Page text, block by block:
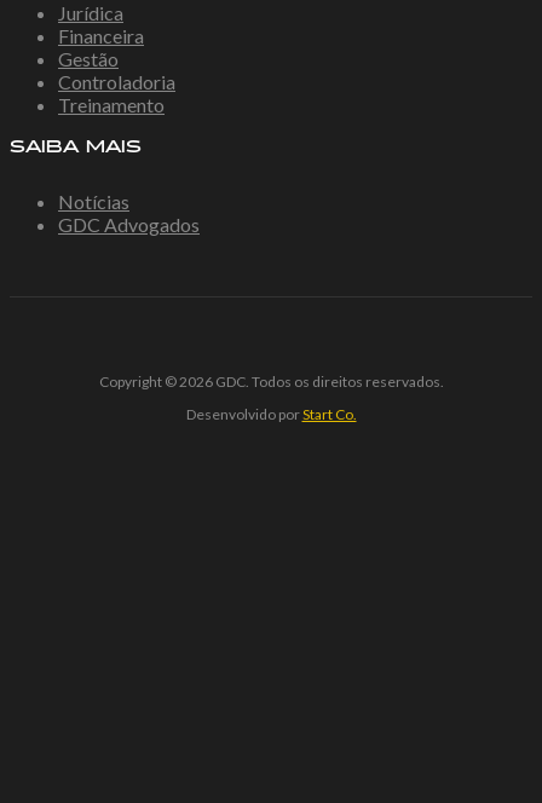
Jurídica
Financeira
Gestão
Controladoria
Treinamento
SAIBA MAIS
Notícias
GDC Advogados
Copyright © 2026 GDC. Todos os direitos reservados.
Desenvolvido porStart Co.